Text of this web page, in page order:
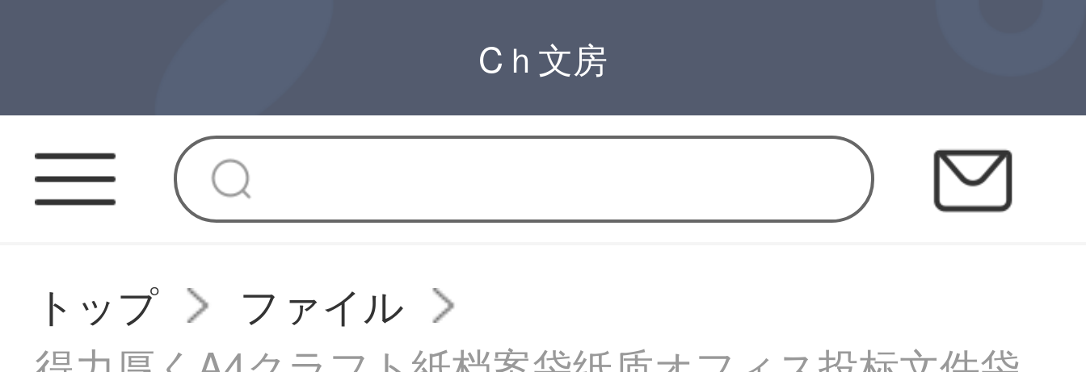
Cｈ文房
トップ
ファイル